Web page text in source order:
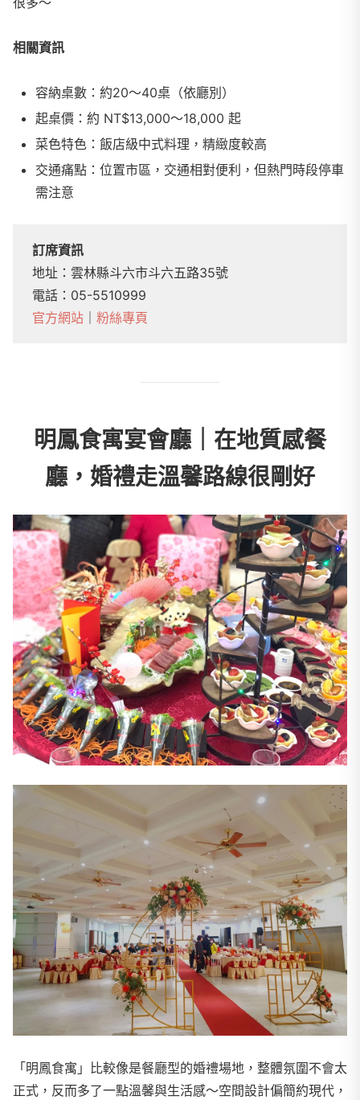
相關資訊
容納桌數：約20～40桌（依廳別）
起桌價：約 NT$13,000～18,000 起
菜色特色：飯店級中式料理，精緻度較高
交通痛點：位置市區，交通相對便利，但熱門時段停車
需注意
訂席資訊
地址：雲林縣斗六市斗六五路35號
電話：05-5510999
官方網站
粉絲專頁
明鳳食寓宴會廳｜在地質感餐
廳，婚禮走溫馨路線很剛好
「明鳳食寓」比較像是餐廳型的婚禮場地，整體氛圍不會太
正式，反而多了一點溫馨與生活感～空間設計偏簡約現代，